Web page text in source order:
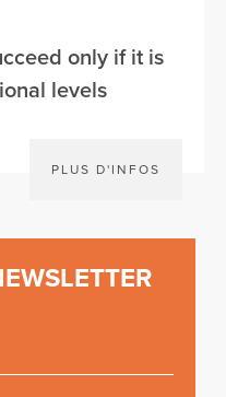
only if it is
levels
PLUS D'INFOS